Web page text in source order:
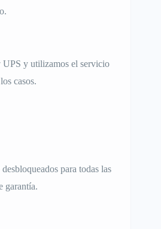
UPS y utilizamos el servicio
casos.
para todas las
garantía.